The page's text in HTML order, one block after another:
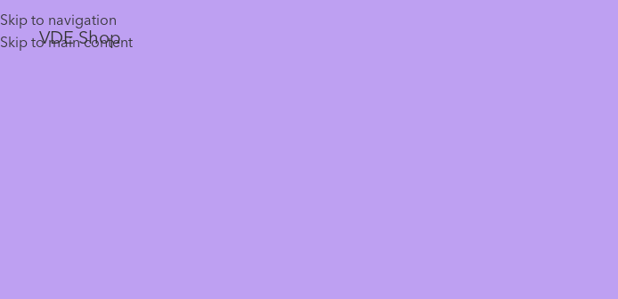
Skip to navigation
Skip to main content
VDE Shop